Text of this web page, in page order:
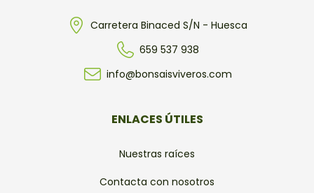
Carretera Binaced S/N - Huesca
659 537 938
info@bonsaisviveros.com
ENLACES ÚTILES
Nuestras raíces
Contacta con nosotros